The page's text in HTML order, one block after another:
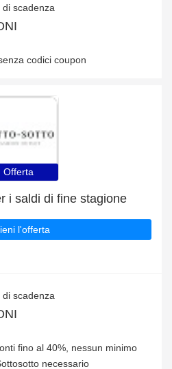
scadenza
codici coupon
Offerta
i saldi di fine stagione
l'offerta
scadenza
fino al 40%, nessun minimo
necessario